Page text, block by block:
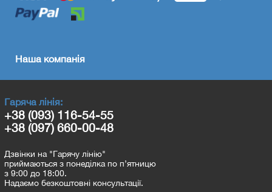
Наша компанія
Гаряча лінія:
+38 (093) 116-54-55
+38 (097) 660-00-48
Дзвінки на "Гарячу лінію"
приймаються з понеділка по п’ятницю
з 9:00 до 18:00.
Надаємо безкоштовні консультації.